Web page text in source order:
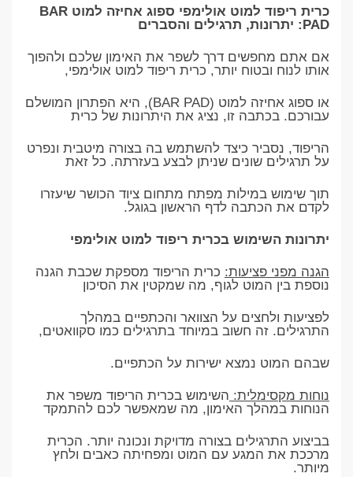
כרית ריפוד למוט אולימפי ספוג אחיזה למוט BAR
PAD: יתרונות, תרגילים והסברים
אם אתם מחפשים דרך לשפר את האימון שלכם ולהפוך
אותו לנוח ובטוח יותר, כרית ריפוד למוט אולימפי,
או ספוג אחיזה למוט (BAR PAD), היא הפתרון המושלם
עבורכם. בכתבה זו, נציג את היתרונות של כרית
הריפוד, נסביר כיצד להשתמש בה בצורה מיטבית ונפרט
על תרגילים שונים שניתן לבצע בעזרתה. כל זאת
תוך שימוש במילות מפתח מתחום ציוד הכושר שיעזרו
לקדם את הכתבה לדף הראשון בגוגל.
יתרונות השימוש בכרית ריפוד למוט אולימפי
הגנה מפני פציעות: כרית הריפוד מספקת שכבת הגנה
נוספת בין המוט לגוף, מה שמקטין את הסיכון
לפציעות ולחצים על הצוואר והכתפיים במהלך
התרגילים. זה חשוב במיוחד בתרגילים כמו סקוואטים,
שבהם המוט נמצא ישירות על הכתפיים.
נוחות מקסימלית: השימוש בכרית הריפוד משפר את
הנוחות במהלך האימון, מה שמאפשר לכם להתמקד
בביצוע התרגילים בצורה מדויקת ונכונה יותר. הכרית
מרככת את המגע עם המוט ומפחיתה כאבים ולחץ
מיותר.